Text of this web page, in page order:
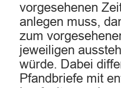
vorgesehenen
anlegen muss,
zum
jeweiligen
würde. Dabei
Pfandbriefe mit